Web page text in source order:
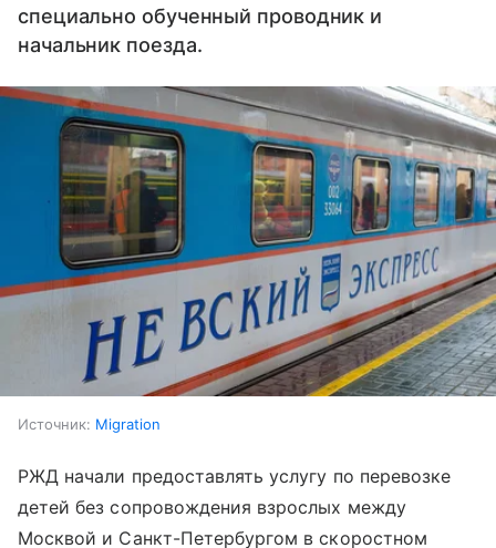
специально обученный проводник и
начальник поезда.
Источник: Migration
РЖД начали предоставлять услугу по перевозке
детей без сопровождения взрослых между
Москвой и Санкт-Петербургом в скоростном